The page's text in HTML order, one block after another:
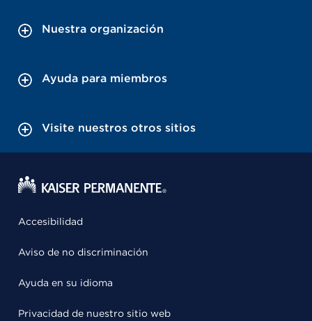
Nuestra organización
Ayuda para miembros
Visite nuestros otros sitios
Accesibilidad
Aviso de no discriminación
Ayuda en su idioma
Privacidad de nuestro sitio web